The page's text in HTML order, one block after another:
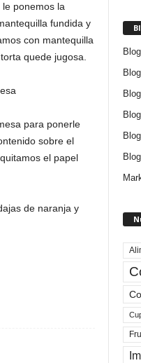
ponemos la
fundida y
con mantequilla
quede jugosa.
para ponerle
sobre el
el papel
de naranja y